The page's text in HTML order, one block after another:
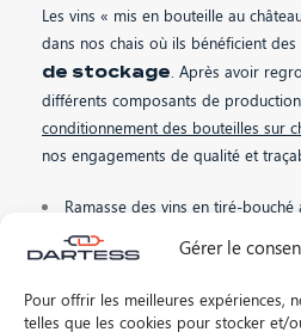
Gérer le
Pour offrir les meilleures expériences,
telles que les cookies pour stocker et/
Les vins « mis en bouteille au
dans nos chais où ils bénéficient des
de stockage . Après avoir
différents composants de
conditionnement des bouteilles sur
nos engagements de qualité et
Ramasse des vins en tiré-
Stockage sécurisé en entrepôt
Habillage à la commande
Optimisation des coûts